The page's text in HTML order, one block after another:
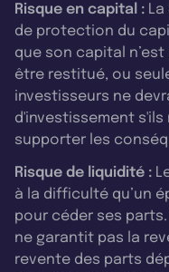
Risque en capital :
de protection du
que son capital
être restitué, ou
investisseurs ne
d'investissement
supporter les
Risque de liquidité :
à la difficulté qu’un
pour céder ses parts.
ne garantit pas la
revente des parts